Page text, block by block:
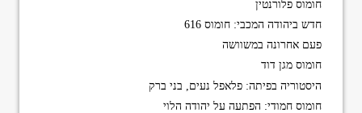
חומוס פלורנטין
חדש ביהודה המכבי: חומוס 616
פעם אחרונה במשוושה
חומוס מגן דוד
היסטוריה בפיתה: פלאפל נעים, בני ברק
חומוס חמודי: הפתעה על יהודה הלוי